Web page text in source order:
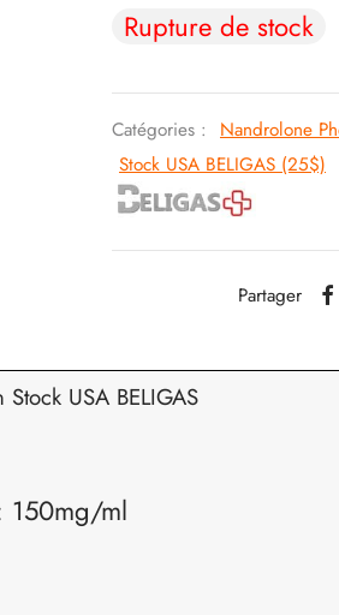
Rupture de stock
Catégories : Nandrolone
Stock USA BELIGAS (25$)
Partager
USA BELIGAS
150mg/ml